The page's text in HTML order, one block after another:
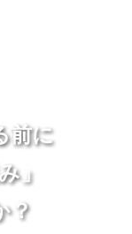
前に
」
？